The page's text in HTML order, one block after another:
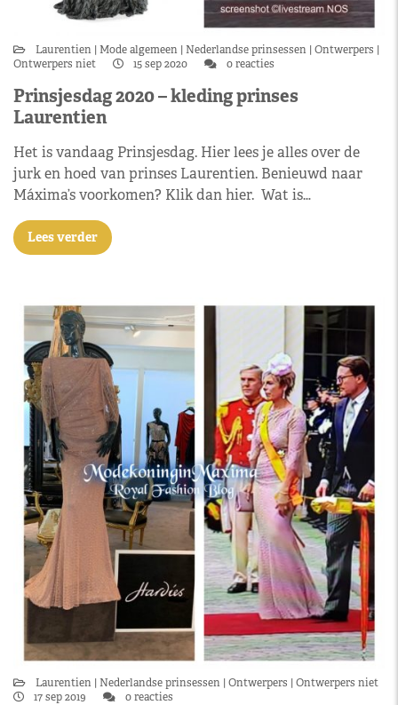
Laurentien Mode algemeen Nederlandse prinsessen Ontwerpers
Ontwerpers niet
15 sep 2020 0 reacties
Prinsjesdag 2020 – kleding prinses
Laurentien
Het is vandaag Prinsjesdag. Hier lees je alles over de
jurk en hoed van prinses Laurentien. Benieuwd naar
Máxima’s voorkomen? Klik dan hier. Wat is…
Lees verder
Laurentien Nederlandse prinsessen Ontwerpers
Ontwerpers niet
17 sep 2019
0 reacties